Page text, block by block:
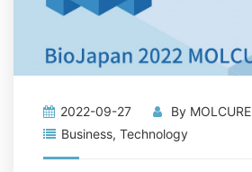
2022-09-27 By MOLCURE
Business, Technology